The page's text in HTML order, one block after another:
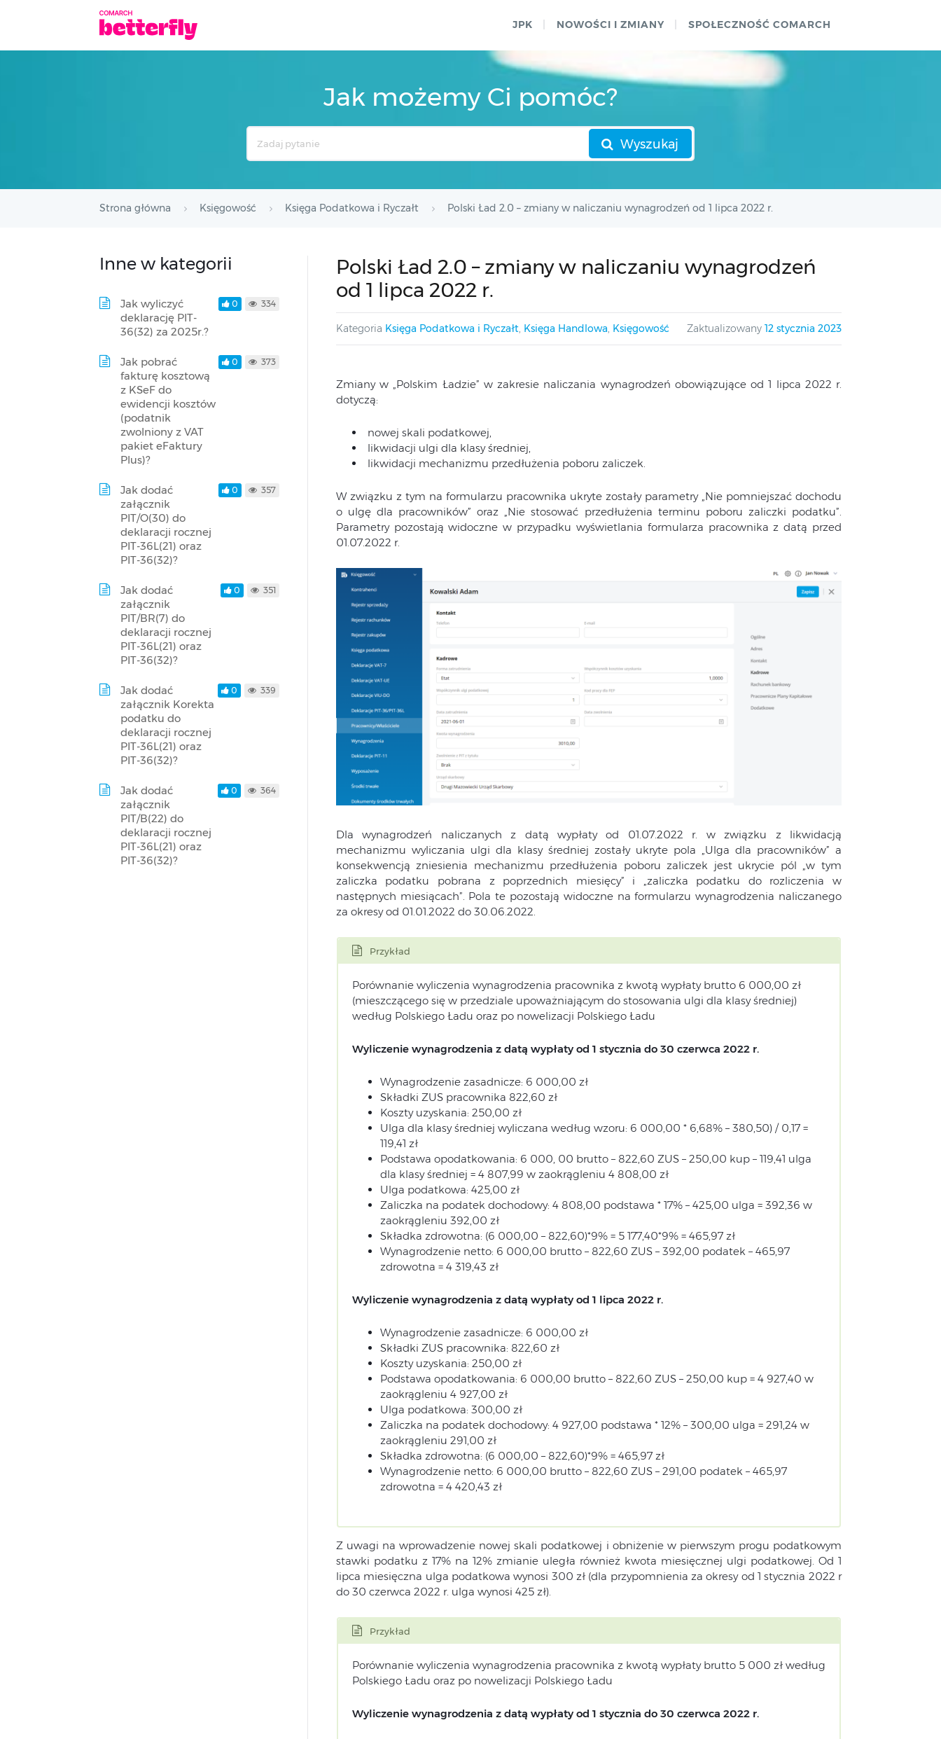
JPK NOWOŚCI I ZMIANY SPOŁECZNOŚĆ COMARCH
Jak możemy Ci pomóc?
Wyszukaj
Strona główna Księgowość Księga Podatkowa i Ryczałt Polski Ład 2.0 – zmiany w naliczaniu wynagrodzeń od 1 lipca 2022 r.
Polski Ład 2.0 – zmiany w naliczaniu wynagrodzeń
od 1 lipca 2022 r.
Kategoria Księga Podatkowa i Ryczałt, Księga Handlowa, Księgowość Zaktualizowany 12 stycznia 2023
Zmiany w „Polskim Ładzie” w zakresie naliczania wynagrodzeń obowiązujące od 1 lipca 2022 r.
dotyczą:
nowej skali podatkowej,
likwidacji ulgi dla klasy średniej,
likwidacji mechanizmu przedłużenia poboru zaliczek.
W związku z tym na formularzu pracownika ukryte zostały parametry „Nie pomniejszać dochodu
o ulgę dla pracowników” oraz „Nie stosować przedłużenia terminu poboru zaliczki podatku”.
Parametry pozostają widoczne w przypadku wyświetlania formularza pracownika z datą przed
01.07.2022 r.
Dla wynagrodzeń naliczanych z datą wypłaty od 01.07.2022 r. w związku z likwidacją
mechanizmu wyliczania ulgi dla klasy średniej zostały ukryte pola „Ulga dla pracowników” a
konsekwencją zniesienia mechanizmu przedłużenia poboru zaliczek jest ukrycie pól „w tym
zaliczka podatku pobrana z poprzednich miesięcy” i „zaliczka podatku do rozliczenia w
następnych miesiącach”. Pola te pozostają widoczne na formularzu wynagrodzenia naliczanego
za okresy od 01.01.2022 do 30.06.2022.
Przykład
Porównanie wyliczenia wynagrodzenia pracownika z kwotą wypłaty brutto 6 000,00 zł
(mieszczącego się w przedziale upoważniającym do stosowania ulgi dla klasy średniej)
według Polskiego Ładu oraz po nowelizacji Polskiego Ładu
Wyliczenie wynagrodzenia z datą wypłaty od 1 stycznia do 30 czerwca 2022 r.
Wynagrodzenie zasadnicze: 6 000,00 zł
Składki ZUS pracownika 822,60 zł
Koszty uzyskania: 250,00 zł
Ulga dla klasy średniej wyliczana według wzoru: 6 000,00 * 6,68% – 380,50) / 0,17 =
119,41 zł
Podstawa opodatkowania: 6 000, 00 brutto – 822,60 ZUS – 250,00 kup – 119,41 ulga
dla klasy średniej = 4 807,99 w zaokrągleniu 4 808,00 zł
Ulga podatkowa: 425,00 zł
Zaliczka na podatek dochodowy: 4 808,00 podstawa * 17% – 425,00 ulga = 392,36 w
zaokrągleniu 392,00 zł
Składka zdrowotna: (6 000,00 – 822,60)*9% = 5 177,40*9% = 465,97 zł
Wynagrodzenie netto: 6 000,00 brutto – 822,60 ZUS – 392,00 podatek – 465,97
zdrowotna = 4 319,43 zł
Wyliczenie wynagrodzenia z datą wypłaty od 1 lipca 2022 r.
Wynagrodzenie zasadnicze: 6 000,00 zł
Składki ZUS pracownika: 822,60 zł
Koszty uzyskania: 250,00 zł
Podstawa opodatkowania: 6 000,00 brutto – 822,60 ZUS – 250,00 kup = 4 927,40 w
zaokrągleniu 4 927,00 zł
Ulga podatkowa: 300,00 zł
Zaliczka na podatek dochodowy: 4 927,00 podstawa * 12% – 300,00 ulga = 291,24 w
zaokrągleniu 291,00 zł
Składka zdrowotna: (6 000,00 – 822,60)*9% = 465,97 zł
Wynagrodzenie netto: 6 000,00 brutto – 822,60 ZUS – 291,00 podatek – 465,97
zdrowotna = 4 420,43 zł
Z uwagi na wprowadzenie nowej skali podatkowej i obniżenie w pierwszym progu podatkowym
stawki podatku z 17% na 12% zmianie uległa również kwota miesięcznej ulgi podatkowej. Od 1
lipca miesięczna ulga podatkowa wynosi 300 zł (dla przypomnienia za okresy od 1 stycznia 2022 r
do 30 czerwca 2022 r. ulga wynosi 425 zł).
Przykład
Porównanie wyliczenia wynagrodzenia pracownika z kwotą wypłaty brutto 5 000 zł według
Polskiego Ładu oraz po nowelizacji Polskiego Ładu
Wyliczenie wynagrodzenia z datą wypłaty od 1 stycznia do 30 czerwca 2022 r.
Inne w kategorii
Jak wyliczyć
deklarację PIT-
36(32) za 2025r.?
0 334
Jak pobrać
fakturę kosztową
z KSeF do
ewidencji kosztów
(podatnik
zwolniony z VAT
pakiet eFaktury
Plus)?
0 373
Jak dodać
załącznik
PIT/O(30) do
deklaracji rocznej
PIT-36L(21) oraz
PIT-36(32)?
0 357
Jak dodać
załącznik
PIT/BR(7) do
deklaracji rocznej
PIT-36L(21) oraz
PIT-36(32)?
0 351
Jak dodać
załącznik Korekta
podatku do
deklaracji rocznej
PIT-36L(21) oraz
PIT-36(32)?
0 339
Jak dodać
załącznik
PIT/B(22) do
deklaracji rocznej
PIT-36L(21) oraz
PIT-36(32)?
0 364